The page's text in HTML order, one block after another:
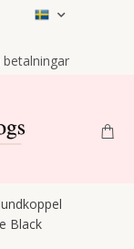
betalningar
Black